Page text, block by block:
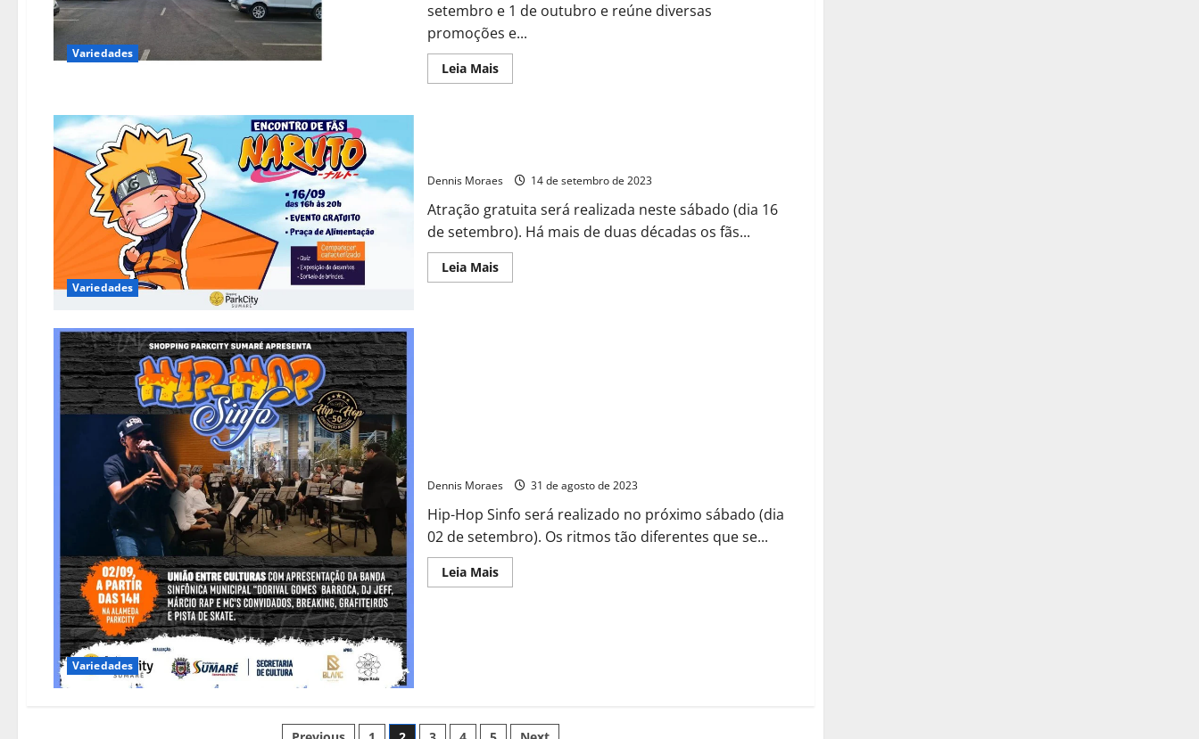
Variedades
setembro e 1 de outubro e reúne diversas
promoções e...
Leia Mais
Variedades
Dennis Moraes 14 de setembro de 2023
Atração gratuita será realizada neste sábado (dia 16
de setembro). Há mais de duas décadas os fãs...
Leia Mais
Variedades
Dennis Moraes 31 de agosto de 2023
Hip-Hop Sinfo será realizado no próximo sábado (dia
02 de setembro). Os ritmos tão diferentes que se...
Leia Mais